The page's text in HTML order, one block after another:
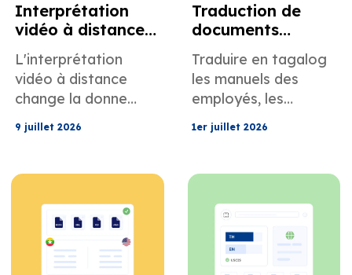
Interprétation
vidéo à distance
pour les
professionnels de
la santé et les
programmes de
télésanté
L'interprétation
vidéo à distance
change la donne
pour les prestataires
de soins de santé et
télésanté. Pour en
9 juillet 2026
Traduction de
documents
philippins pour
l'emploi et les
ressources
humaines aux
États-Unis
Traduire en tagalog
les manuels des
employés, les
formations à la
sécurité, les contrats
afin d'améliorer la
et la communication
au sein du personnel.
1er juillet 2026